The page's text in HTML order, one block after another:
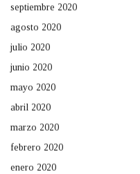
septiembre 2020
agosto 2020
julio 2020
junio 2020
mayo 2020
abril 2020
marzo 2020
febrero 2020
enero 2020